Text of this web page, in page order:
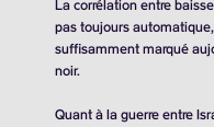
La corrélation entre
pas toujours
suffisamment marqué
noir.
Quant à la guerre entre